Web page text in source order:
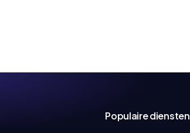
Populaire diensten